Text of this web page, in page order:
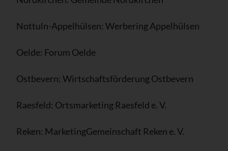
Nottuln-Appelhülsen: Werbering Appelhülsen
Oelde: Forum Oelde
Ostbevern: Wirtschaftsförderung Ostbevern
Raesfeld: Ortsmarketing Raesfeld e. V.
Reken: MarketingGemeinschaft Reken e. V.